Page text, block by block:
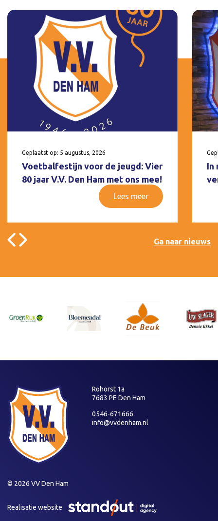
Geplaatst op: 5 augustus, 2026
Voetbalfestijn voor de jeugd: Vier
80 jaar V.V. Den Ham met ons mee!
Lees meer
In
Ga naar nieuws
Rohorst 1a
7683 PE Den Ham
0546-671666
info@vvdenham.nl
© 2026 VV Den Ham
Realisatie website